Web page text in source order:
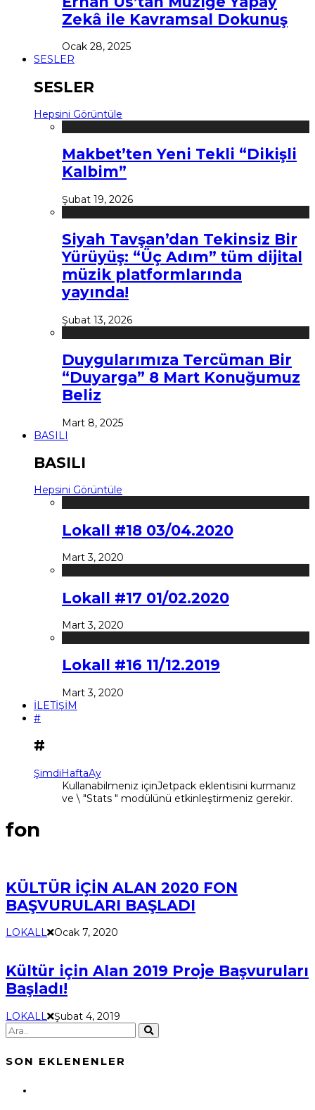
Zekâ ile Kavramsal Dokunuş
Ocak 28, 2025
SESLER
SESLER
Hepsini Görüntüle
Makbet’ten Yeni Tekli “Dikişli
Kalbim”
Şubat 19, 2026
Siyah Tavşan’dan Tekinsiz Bir
Yürüyüş: “Üç Adım” tüm dijital
müzik platformlarında
yayında!
Şubat 13, 2026
Duygularımıza Tercüman Bir
“Duyarga” 8 Mart Konuğumuz
Beliz
Mart 8, 2025
BASILI
BASILI
Hepsini Görüntüle
Lokall #18 03/04.2020
Mart 3, 2020
Lokall #17 01/02.2020
Mart 3, 2020
Lokall #16 11/12.2019
Mart 3, 2020
İLETİŞİM
#
#
ŞimdiHaftaAy
Kullanabilmeniz içinJetpack eklentisini kurmanız
ve \ "Stats " modülünü etkinleştirmeniz gerekir.
fon
KÜLTÜR İÇİN ALAN 2020 FON
BAŞVURULARI BAŞLADI
LOKALL Ocak 7, 2020
Kültür için Alan 2019 Proje Başvuruları
Başladı!
LOKALL Şubat 4, 2019
SON EKLENENLER